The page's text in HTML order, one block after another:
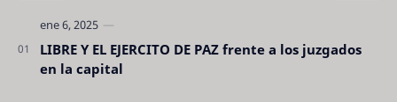
LIBRE Y EL EJERCITO DE PAZ frente a los juzgados
en la capital